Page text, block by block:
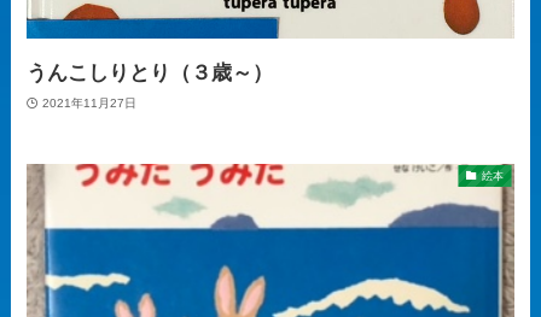
うんこしりとり（３歳～）
2021年11月27日
絵本